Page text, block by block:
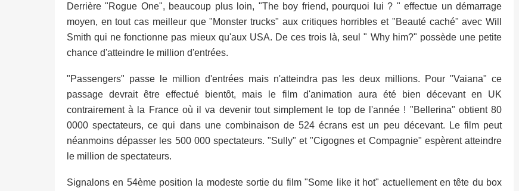
Derrière "Rogue One", beaucoup plus loin, "The boy friend, pourquoi lui ? " effectue un démarrage
moyen, en tout cas meilleur que "Monster trucks" aux critiques horribles et "Beauté caché" avec Will
Smith qui ne fonctionne pas mieux qu'aux USA. De ces trois là, seul " Why him?" possède une petite
chance d'atteindre le million d'entrées.
"Passengers" passe le million d'entrées mais n'atteindra pas les deux millions. Pour "Vaiana" ce
passage devrait être effectué bientôt, mais le film d'animation aura été bien décevant en UK
contrairement à la France où il va devenir tout simplement le top de l'année ! "Bellerina" obtient 80
0000 spectateurs, ce qui dans une combinaison de 524 écrans est un peu décevant. Le film peut
néanmoins dépasser les 500 000 spectateurs. "Sully" et "Cigognes et Compagnie" espèrent atteindre
le million de spectateurs.
Signalons en 54ème position la modeste sortie du film "Some like it hot" actuellement en tête du box